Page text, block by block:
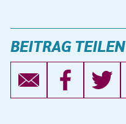
BEITRAG TEILEN